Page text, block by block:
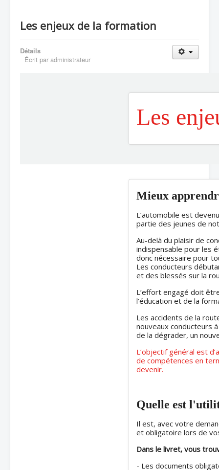
Les enjeux de la formation
Détails
Écrit par administrateur
Les
Mieux
L’automobile est
partie des jeunes de
Au-delà du plaisir de
indispensable pour les
donc nécessaire pour
Les conducteurs
et des blessés sur la
L’effort engagé doit
l’éducation et de la
Les accidents de la
nouveaux conducteurs
de la dégrader, un
L’objectif général est
de compétences en
devenir.
Quelle est
Il est, avec votre
et obligatoire lors de
Dans le livret, vous
- Les documents